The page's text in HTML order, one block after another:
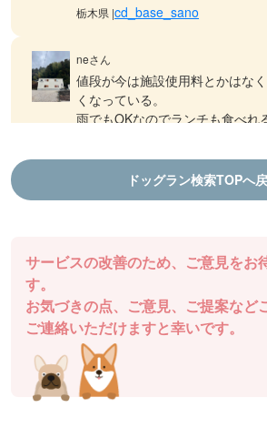
栃木県 |cd_base_sano
neさん
値段が今は施設使用料とかはな
くなっている。
雨でもOKなのでランチも食べれ
徳島県 |ドッグランDOGFIELD
チャッピーさん
駐車場も近くてとても使いやす
香川県 |ドッグガーデン・イオン
ドッグラン検索TOPへ
サービスの改善のため、ご意見をお
す。
お気づきの点、ご意見、ご提案など
ご連絡いただけますと幸いです。